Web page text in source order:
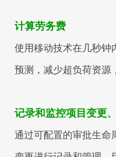
计算劳务费
使用移动技术在几秒钟
预测，减少超负荷资源
记录和监控项目变更
通过可配置的审批生命